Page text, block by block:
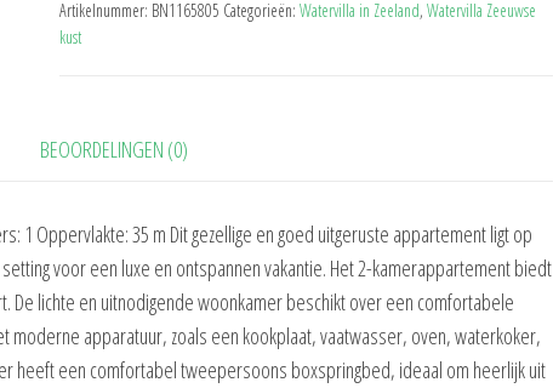
Artikelnummer: BN1165805 Categorieën: Watervilla in Zeeland, Watervilla Zeeuwse
kust
BEOORDELINGEN (0)
1 Oppervlakte: 35 m Dit gezellige en goed uitgeruste appartement ligt op
voor een luxe en ontspannen vakantie. Het 2-kamerappartement biedt
lichte en uitnodigende woonkamer beschikt over een comfortabele
moderne apparatuur, zoals een kookplaat, vaatwasser, oven, waterkoker,
heeft een comfortabel tweepersoons boxspringbed, ideaal om heerlijk uit